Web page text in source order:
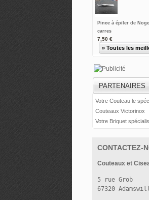
Pince à épiler de
carres
7,50 €
» Toutes les
PARTENAIRES
Votre Couteau le
Couteaux Victorinox
Votre Briquet
CONTACTEZ-
Couteaux et
5 rue Grob